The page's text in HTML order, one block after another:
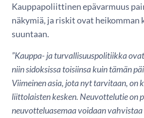
Kauppapoliittinen epävarmuus
näkymiä, ja riskit ovat heikomman
suuntaan.
”Kauppa- ja turvallisuuspolitiikka
niin sidoksissa toisiinsa kuin tämän
Viimeinen asia, jota nyt tarvitaan, on
liittolaisten kesken. Neuvottelutie on
neuvotteluasemaa voidaan